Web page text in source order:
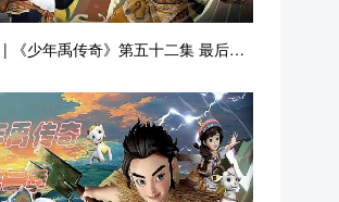
少年禹传奇》第五十二集 最后的